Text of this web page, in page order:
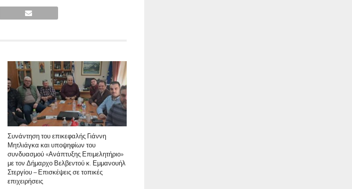
Συνάντηση του επικεφαλής Γιάννη
Μητλιάγκα και υποψηφίων του
συνδυασμού «Ανάπτυξης Επιμελητήριο»
με τον Δήμαρχο Βελβεντού κ. Εμμανουήλ
Στεργίου – Επισκέψεις σε τοπικές
επιχειρήσεις